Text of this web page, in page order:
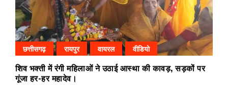
छत्तीसगढ़ रायपुर वायरल वीडियो
शिव भक्ती में रंगी महिलाओं ने उठाई आस्था की कावड़, सड़कों पर
गूंजा हर-हर महादेव।